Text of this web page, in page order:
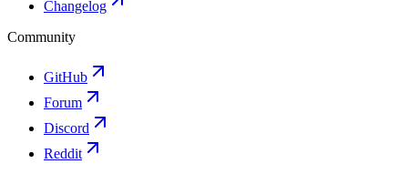
Changelog
Community
GitHub
Forum
Discord
Reddit